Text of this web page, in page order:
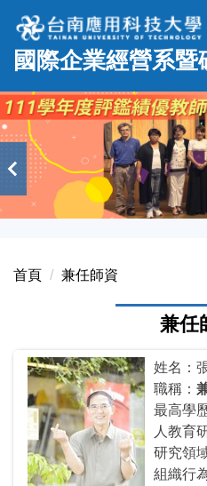
跳
到
主
內
容
區
國際企業經營系暨
首頁 兼任師資
兼任
姓名：
職稱：
最高學
人教育
研究領
組織行